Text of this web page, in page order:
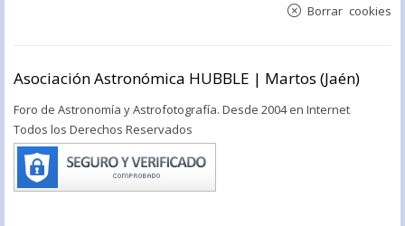
Borrar cookies
Asociación Astronómica HUBBLE | Martos (Jaén)
Foro de Astronomía y Astrofotografía. Desde 2004 en Internet
Todos los Derechos Reservados